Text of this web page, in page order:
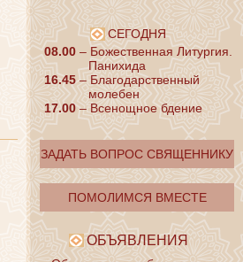
СЕГОДНЯ
08.00 – Божественная Литургия.
Панихида
16.45– Благодарственный
молебен
17.00– Всенощное бдение
ЗАДАТЬ ВОПРОС СВЯЩЕННИКУ
ПОМОЛИМСЯ ВМЕСТЕ
ОБЪЯВЛЕНИЯ